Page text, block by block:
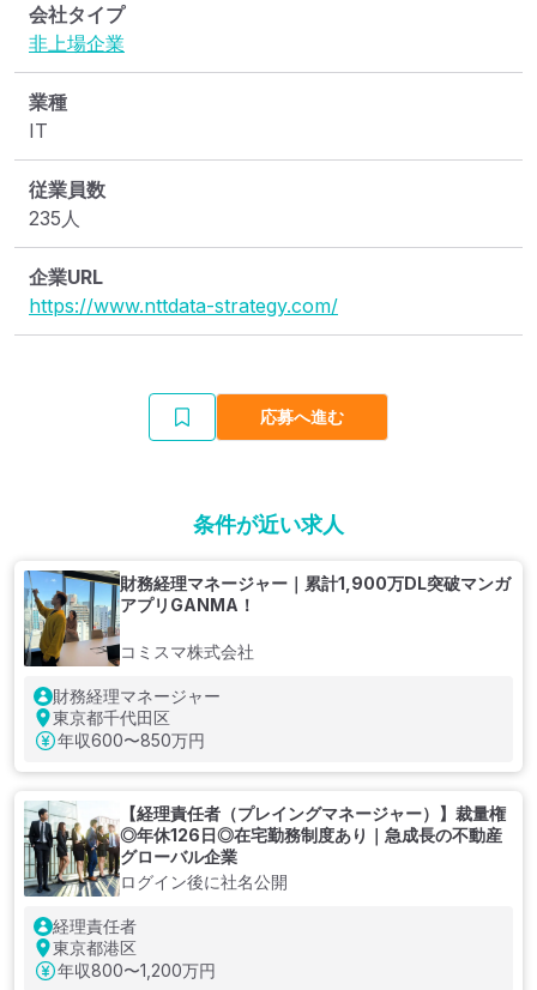
会社タイプ
非上場企業
業種
IT
従業員数
235人
企業URL
https://www.nttdata-strategy.com/
応募へ進む
条件が近い求人
財務経理マネージャー｜累計1,900万DL突破マンガ
アプリGANMA！
コミスマ株式会社
財務経理マネージャー
東京都千代田区
年収600〜850万円
【経理責任者（プレイングマネージャー）】裁量権
◎年休126日◎在宅勤務制度あり｜急成長の不動産
グローバル企業
ログイン後に社名公開
経理責任者
東京都港区
年収800〜1,200万円